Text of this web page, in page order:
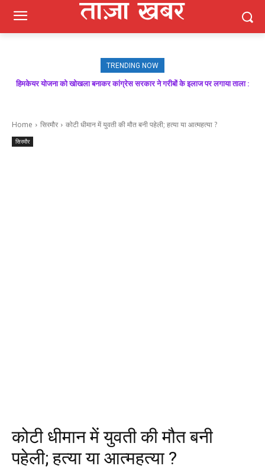
TRENDING NOW
हिमकेयर योजना को खोखला बनाकर कांग्रेस सरकार ने गरीबों के इलाज पर लगाया ताला :
मजबूत बूथ ही भाजपा की जीत की गारंटी, आगामी विधानसभा चुनाव में बूथ प्रबंधन निभाएगा
Home सिरमौर कोटी धीमान में युवती की मौत बनी पहेली; हत्या या आत्महत्या ?
सिरमौर
कोटी धीमान में युवती की मौत बनी
पहेली; हत्या या आत्महत्या ?